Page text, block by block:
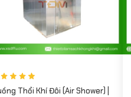
Thổi Khí Đôi (Air Shower) |